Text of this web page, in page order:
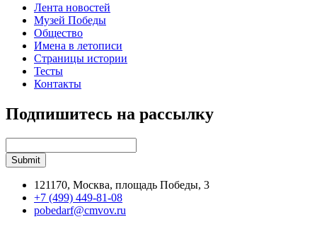
Лента новостей
Музей Победы
Общество
Имена в летописи
Страницы истории
Тесты
Контакты
Подпишитесь на рассылку
121170, Москва, площадь Победы, 3
+7 (499) 449-81-08
pobedarf@cmvov.ru